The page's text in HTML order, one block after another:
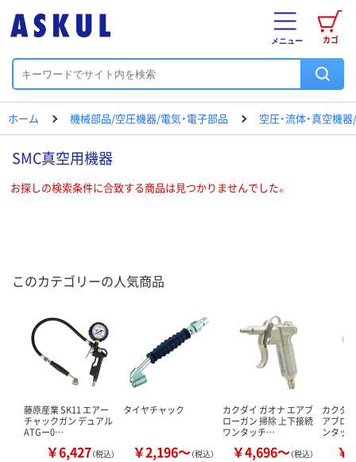
カゴ
メニュー
ホーム 機械部品/空圧機器/電気・電子部品 空圧・流体・真空機
SMC真空用機器
お探しの検索条件に合致する商品は見つかりませんでした。
このカテゴリーの人気商品
藤原産業 SK11 エアー
チャックガン デュアル
ATGー0…
￥6,427（税込）
タイヤチャック
￥2,196～（税込）
カクダイ ガオナ エアブ
ローガン 掃除 上下接続
ワンタッチ…
￥4,696～（税込）
カクダ
アブロ
ンタッ
￥